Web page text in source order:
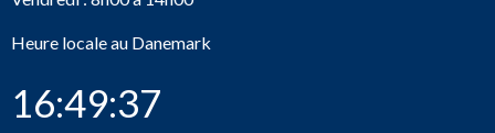
Heure locale au Danemark
16:49:37